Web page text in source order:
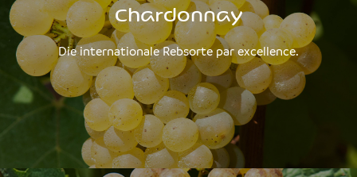
Chardonnay
Die internationale Rebsorte par excellence.